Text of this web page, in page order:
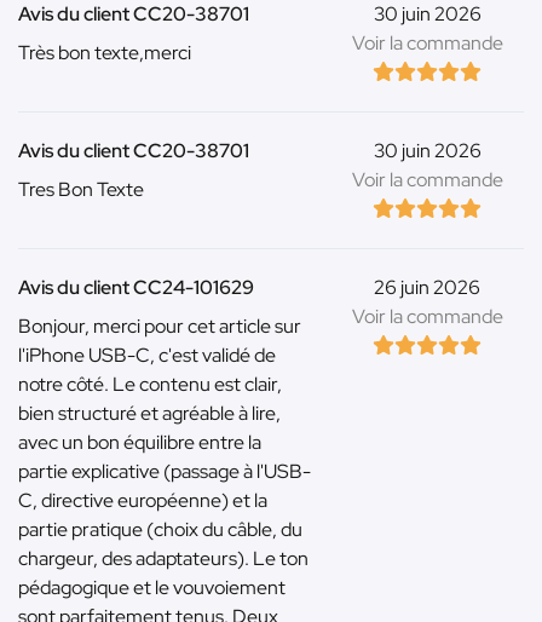
30 juin 2026
Voir la commande
Avis du client CC20-38701
Très bon texte,merci
30 juin 2026
Voir la commande
Avis du client CC20-38701
Tres Bon Texte
26 juin 2026
Voir la commande
Avis du client CC24-101629
Bonjour, merci pour cet article sur
l'iPhone USB-C, c'est validé de
notre côté. Le contenu est clair,
bien structuré et agréable à lire,
avec un bon équilibre entre la
partie explicative (passage à l'USB-
C, directive européenne) et la
partie pratique (choix du câble, du
chargeur, des adaptateurs). Le ton
pédagogique et le vouvoiement
sont parfaitement tenus. Deux